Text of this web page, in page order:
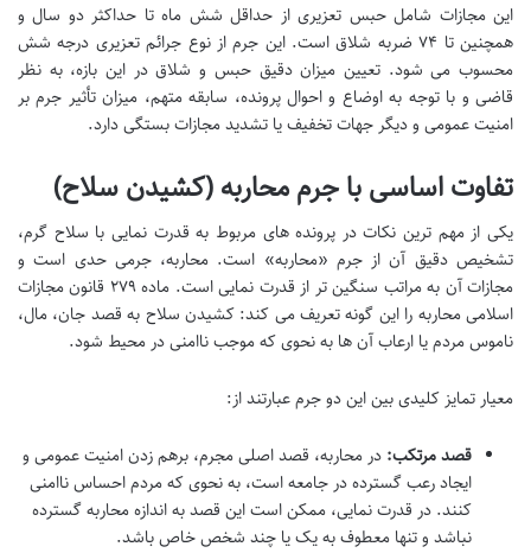
این مجازات شامل حبس تعزیری از حداقل شش ماه تا حداکثر دو سال و
همچنین تا ۷۴ ضربه شلاق است. این جرم از نوع جرائم تعزیری درجه شش
محسوب می شود. تعیین میزان دقیق حبس و شلاق در این بازه، به نظر
قاضی و با توجه به اوضاع و احوال پرونده، سابقه متهم، میزان تأثیر جرم بر
امنیت عمومی و دیگر جهات تخفیف یا تشدید مجازات بستگی دارد.
تفاوت اساسی با جرم محاربه (کشیدن سلاح)
یکی از مهم ترین نکات در پرونده های مربوط به قدرت نمایی با سلاح گرم،
تشخیص دقیق آن از جرم «محاربه» است. محاربه، جرمی حدی است و
مجازات آن به مراتب سنگین تر از قدرت نمایی است. ماده ۲۷۹ قانون مجازات
اسلامی محاربه را این گونه تعریف می کند: کشیدن سلاح به قصد جان، مال،
ناموس مردم یا ارعاب آن ها به نحوی که موجب ناامنی در محیط شود.
معیار تمایز کلیدی بین این دو جرم عبارتند از:
قصد مرتکب: در محاربه، قصد اصلی مجرم، برهم زدن امنیت عمومی و
ایجاد رعب گسترده در جامعه است، به نحوی که مردم احساس ناامنی
کنند. در قدرت نمایی، ممکن است این قصد به اندازه محاربه گسترده
نباشد و تنها معطوف به یک یا چند شخص خاص باشد.